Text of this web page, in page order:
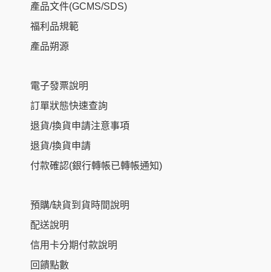
產品文件(GCMS/SDS)
福利品規範
產品朔源
電子發票說明
訂單狀態快速查詢
退貨/換貨申請注意事項
退貨/換貨申請
付款確認(銀行轉帳已轉帳通知)
預購/缺貨到貨時間說明
配送說明
信用卡分期付款說明
回饋點數